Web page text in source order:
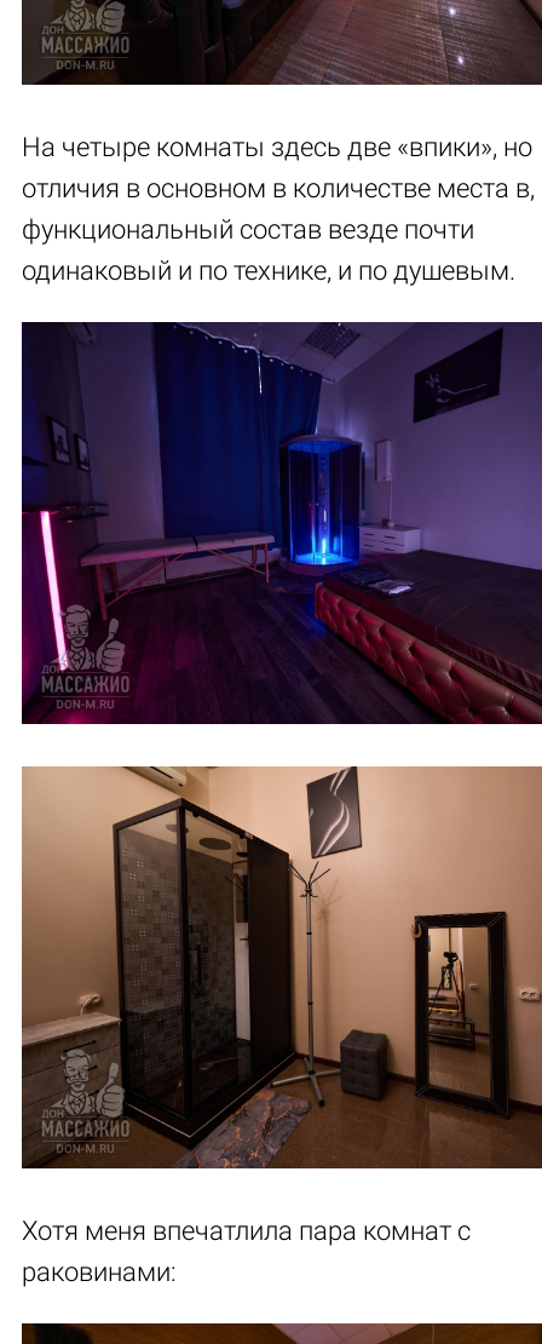
На четыре комнаты здесь две «впики», но
отличия в основном в количестве места в,
функциональный состав везде почти
одинаковый и по технике, и по душевым.
Хотя меня впечатлила пара комнат с
раковинами: